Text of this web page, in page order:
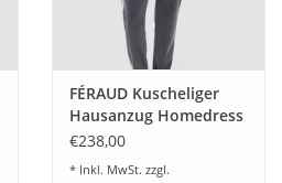
FÉRAUD Kuscheliger
Hausanzug Homedress
Fleece Fb.pale-rose
€238,00
* Inkl. MwSt. zzgl.